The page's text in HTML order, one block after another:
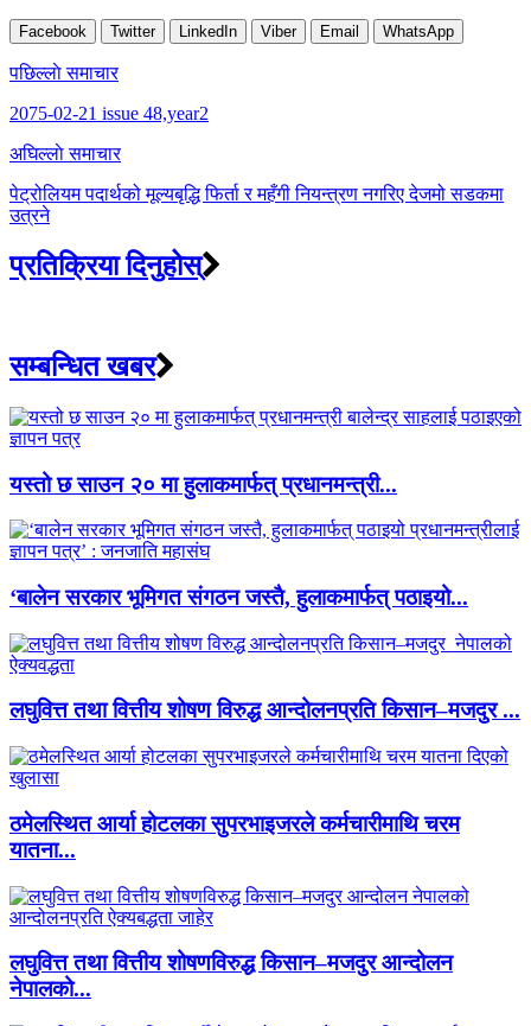
Facebook Twitter LinkedIn Viber Email WhatsApp
Post
navigation
पछिल्लाे समाचार
2075-02-21 issue 48,year2
अघिल्लाे समाचार
पेट्रोलियम पदार्थको मूल्यबृद्धि फिर्ता र महँगी नियन्त्रण नगरिए देजमो सडकमा
उत्रने
प्रतिक्रिया दिनुहोस्
सम्बन्धित खबर
यस्तो छ साउन २० मा हुलाकमार्फत् प्रधानमन्त्री...
‘बालेन सरकार भूमिगत संगठन जस्तै, हुलाकमार्फत् पठाइयो...
लघुवित्त तथा वित्तीय शोषण विरुद्ध आन्दोलनप्रति किसान–मजदुर ...
ठमेलस्थित आर्या होटलका सुपरभाइजरले कर्मचारीमाथि चरम
यातना...
लघुवित्त तथा वित्तीय शोषणविरुद्ध किसान–मजदुर आन्दोलन
नेपालको...